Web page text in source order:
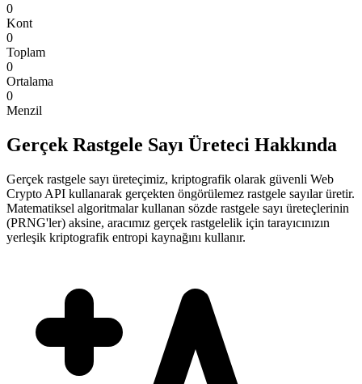
0
Kont
0
Toplam
0
Ortalama
0
Menzil
Gerçek Rastgele Sayı Üreteci Hakkında
Gerçek rastgele sayı üreteçimiz, kriptografik olarak güvenli Web
Crypto API kullanarak gerçekten öngörülemez rastgele sayılar üretir.
Matematiksel algoritmalar kullanan sözde rastgele sayı üreteçlerinin
(PRNG'ler) aksine, aracımız gerçek rastgelelik için tarayıcınızın
yerleşik kriptografik entropi kaynağını kullanır.